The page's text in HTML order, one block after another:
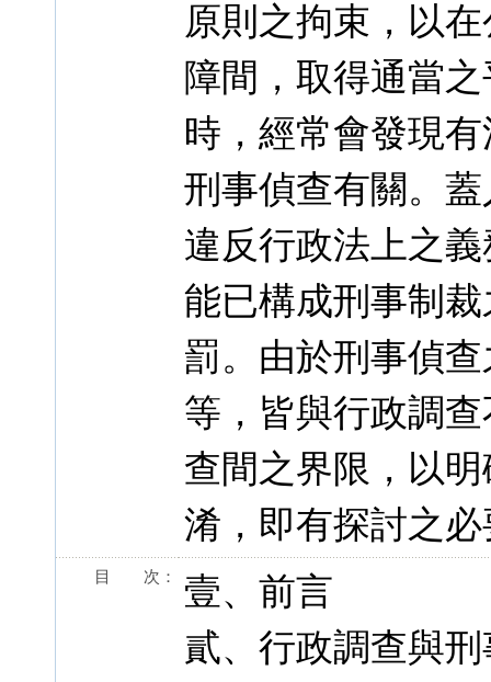
原則之拘束，以
障間，取得通當
時，經常會發現
刑事偵查有關。
違反行政法上之
能已構成刑事制
罰。由於刑事偵
等，皆與行政調
查間之界限，以
淆，即有探討之
目 次：
壹、前言
貳、行政調查與